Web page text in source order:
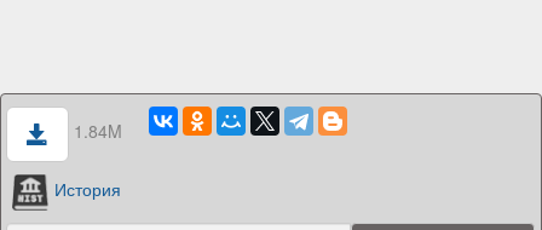
1.84M
История